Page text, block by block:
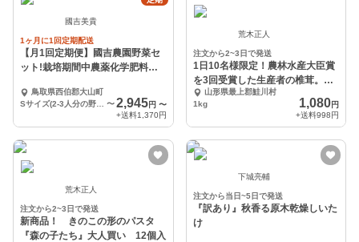
國吉美貴
1ヶ月に1回定期配送
【月1回定期便】國吉農園野菜セ
ット!栽培期間中農薬化学肥料不
鳥取県西伯郡大山町
〜 2,945円 〜
+送料1,370円
荒木正人
注文から2~3日で発送
1日10名様限定！農林水産大臣賞
を3回受賞した生産者の椎茸。
（大・小）混ざり
山形県最上郡鮭川村
1kg
1,080円
+送料998円
荒木正人
注文から2~3日で発送
新商品！ きのこの形のパスタ
『森の子たち』大人買い 12個入
下城亮輔
注文から当日~5日で発送
『訳あり』秋香る原木乾燥しいた
け